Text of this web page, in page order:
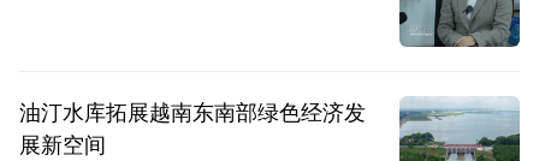
油汀水库拓展越南东南部绿色经济发
展新空间